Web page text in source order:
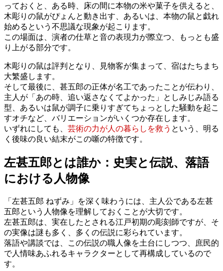
っておくと、ある時、床の間に本物の米や菓子を供えると、
木彫りの鼠がぴょんと動き出す、あるいは、本物の鼠と戯れ
始めるという不思議な現象が起こります。
この場面は、演者の仕草と音の表現力が際立つ、もっとも盛
り上がる部分です。
木彫りの鼠は評判となり、見物客が集まって、宿はたちまち
大繁盛します。
そして最後に、甚五郎の正体が名工であったことが伝わり、
主人が「あの時、追い返さなくてよかった」としみじみ語る
型、あるいは鼠が調子に乗りすぎてちょっとした騒動を起こ
すオチなど、バリエーションがいくつか存在します。
いずれにしても、 芸術の力が人の暮らしを救う という、明る
く後味の良い結末がこの噺の特徴です。
左甚五郎とは誰か：史実と伝説、落語
における人物像
「左甚五郎 ねずみ」を深く味わうには、主人公である左甚
五郎という人物像を理解しておくことが大切です。
左甚五郎は、実在したとされる江戸初期の彫刻師ですが、そ
の実像は謎も多く、多くの伝説に彩られています。
落語や講談では、この伝説の職人像を土台にしつつ、庶民的
で人情味あふれるキャラクターとして再構成しているので
す。